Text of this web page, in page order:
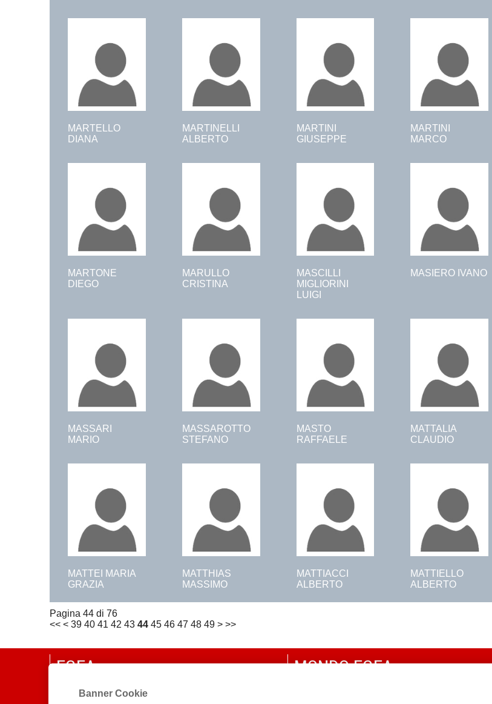
MARTELLO
DIANA
MARTINELLI
ALBERTO
MARTINI
GIUSEPPE
MARTINI
MARCO
MARTONE
DIEGO
MARULLO
CRISTINA
MASCILLI
MIGLIORINI
LUIGI
MASIERO IVANO
MASSARI
MARIO
MASSAROTTO
STEFANO
MASTO
RAFFAELE
MATTALIA
CLAUDIO
MATTEI MARIA
GRAZIA
MATTHIAS
MASSIMO
MATTIACCI
ALBERTO
MATTIELLO
ALBERTO
Pagina 44 di 76
<< < 39 40 41 42 43 44 45 46 47 48 49 > >>
EGEA
CHI SIAMO
MONDO EGEA
Banner Cookie